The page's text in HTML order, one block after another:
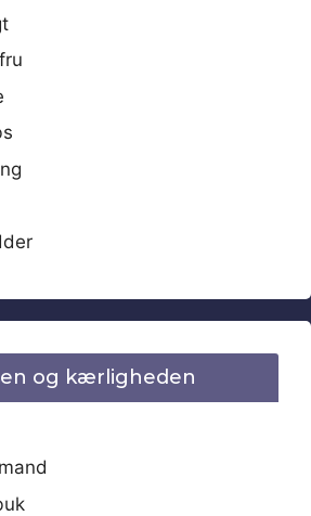
og kærligheden